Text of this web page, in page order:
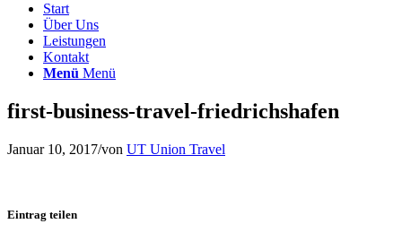
Start
Über Uns
Leistungen
Kontakt
Menü Menü
first-business-travel-friedrichshafen
Januar 10, 2017/von UT Union Travel
Eintrag teilen